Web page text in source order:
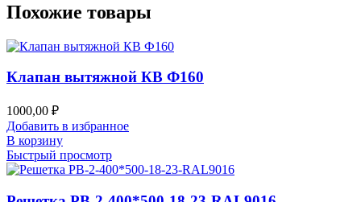
Похожие товары
Клапан вытяжной КВ Ф160
1000,00 ₽
Добавить в избранное
В корзину
Быстрый просмотр